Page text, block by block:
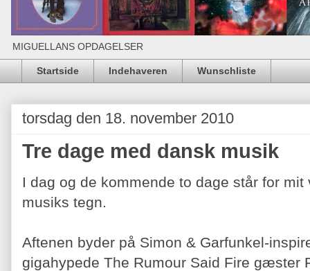
MIGUELLANS OPDAGELSER
Startside Indehaveren Wunschliste
torsdag den 18. november 2010
Tre dage med dansk musik
I dag og de kommende to dage står for
musiks tegn.
Aftenen byder på Simon & Garfunkel-
gigahypede The Rumour Said Fire gæster